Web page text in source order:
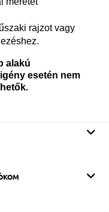
rajzot vagy
alakú
esetén nem